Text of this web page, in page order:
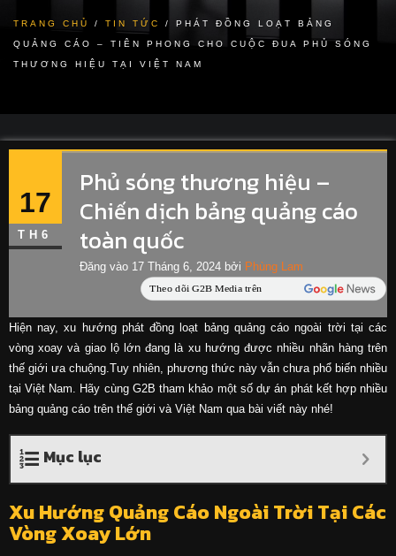
TRANG CHỦ / TIN TỨC / PHÁT ĐỒNG LOẠT BẢNG
QUẢNG CÁO – TIÊN PHONG CHO CUỘC ĐUA PHỦ SÓNG
THƯƠNG HIỆU TẠI VIỆT NAM
17
TH6
Phủ sóng thương hiệu –
Chiến dịch bảng quảng cáo
toàn quốc
Đăng vào 17 Tháng 6, 2024bởi Phùng Lam
Hiện nay, xu hướng phát đồng loạt bảng quảng cáo ngoài trời tại các
vòng xoay và giao lộ lớn đang là xu hướng được nhiều nhãn hàng trên
thế giới ưa chuộng.Tuy nhiên, phương thức này vẫn chưa phổ biến nhiều
tại Việt Nam. Hãy cùng G2B tham khảo một số dự án phát kết hợp nhiều
bảng quảng cáo trên thế giới và Việt Nam qua bài viết này nhé!
Mục lục
Xu Hướng Quảng Cáo Ngoài Trời Tại Các
Vòng Xoay Lớn